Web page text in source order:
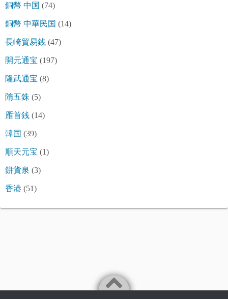
銅幣 中国 (74)
銅幣 中華民国 (14)
長崎貿易銭 (47)
開元通宝 (197)
隆武通宝 (8)
隋五銖 (5)
雁首銭 (14)
韓国 (39)
順天元宝 (1)
餅貨泉 (3)
香港 (51)